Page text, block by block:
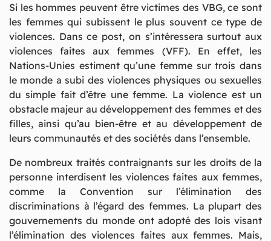
Si les hommes peuvent être victimes des VBG, ce sont
les femmes qui subissent le plus souvent ce type de
violences. Dans ce post, on s’intéressera surtout aux
violences faites aux femmes (VFF). En effet, les
Nations-Unies estiment qu’une femme sur trois dans
le monde a subi des violences physiques ou sexuelles
du simple fait d’être une femme. La violence est un
obstacle majeur au développement des femmes et des
filles, ainsi qu’au bien-être et au développement de
leurs communautés et des sociétés dans l’ensemble.
De nombreux traités contraignants sur les droits de la
personne interdisent les violences faites aux femmes,
comme la Convention sur l’élimination des
discriminations à l’égard des femmes. La plupart des
gouvernements du monde ont adopté des lois visant
l’élimination des violences faites aux femmes. Mais,